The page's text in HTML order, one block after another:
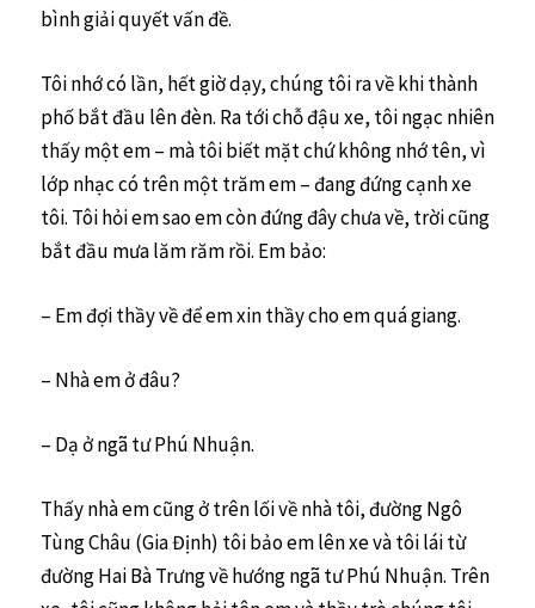
bình giải quyết vấn đề.
Tôi nhớ có lần, hết giờ dạy, chúng tôi ra về khi thành
phố bắt đầu lên đèn. Ra tới chỗ đậu xe, tôi ngạc nhiên
thấy một em – mà tôi biết mặt chứ không nhớ tên, vì
lớp nhạc có trên một trăm em – đang đứng cạnh xe
tôi. Tôi hỏi em sao em còn đứng đây chưa về, trời cũng
bắt đầu mưa lăm răm rồi. Em bảo:
– Em đợi thầy về để em xin thầy cho em quá giang.
– Nhà em ở đâu?
– Dạ ở ngã tư Phú Nhuận.
Thấy nhà em cũng ở trên lối về nhà tôi, đường Ngô
Tùng Châu (Gia Định) tôi bảo em lên xe và tôi lái từ
đường Hai Bà Trưng về hướng ngã tư Phú Nhuận. Trên